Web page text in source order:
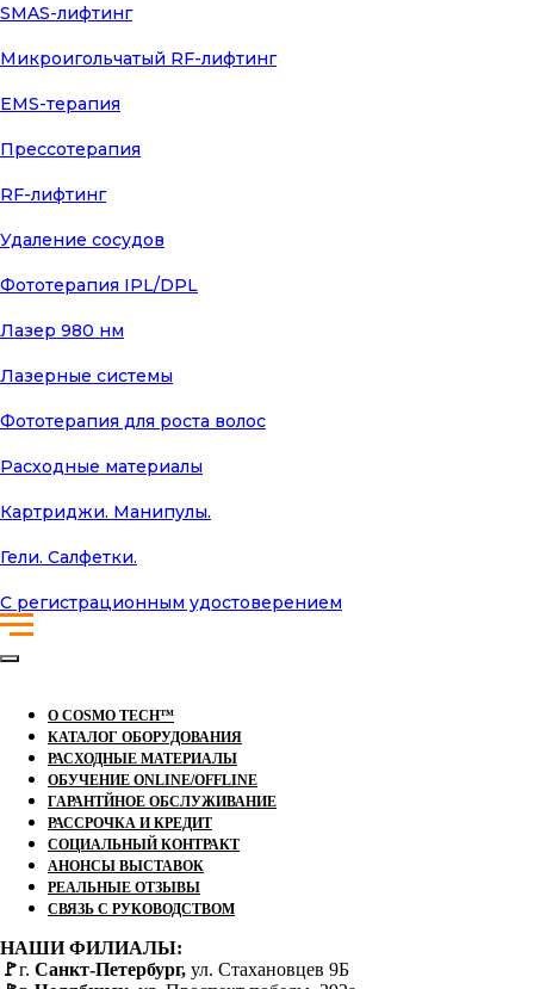
SMAS-лифтинг
Микроигольчатый RF-лифтинг
EMS-терапия
Прессотерапия
RF-лифтинг
Удаление сосудов
Фототерапия IPL/DPL
Лазер 980 нм
Лазерные системы
Фототерапия для роста волос
Расходные материалы
Картриджи. Манипулы.
Гели. Салфетки.
С регистрационным удостоверением
О COSMO TECH™️
КАТАЛОГ ОБОРУДОВАНИЯ
РАСХОДНЫЕ МАТЕРИАЛЫ
ОБУЧЕНИЕ ONLINE/OFFLINE
ГАРАНТЙНОЕ ОБСЛУЖИВАНИЕ
РАССРОЧКА И КРЕДИТ
СОЦИАЛЬНЫЙ КОНТРАКТ
АНОНСЫ ВЫСТАВОК
РЕАЛЬНЫЕ ОТЗЫВЫ
СВЯЗЬ С РУКОВОДСТВОМ
НАШИ ФИЛИАЛЫ:
🚩г. Санкт-Петербург, ул. Стахановцев 9Б